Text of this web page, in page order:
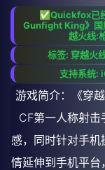
✅Quickfox已
Gunfight King》国
越火线:
标签: 穿越火
支持系统:
游戏简介：《穿
CF第一人称射
感，同时针对手
情延伸到手机平台